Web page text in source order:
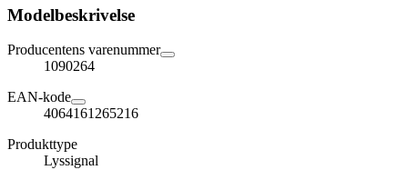
Modelbeskrivelse
Producentens varenummer
1090264
EAN-kode
4064161265216
Produkttype
Lyssignal